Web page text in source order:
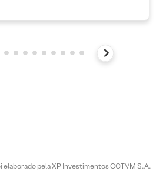
elaborado pela XP Investimentos CCTVM S.A.